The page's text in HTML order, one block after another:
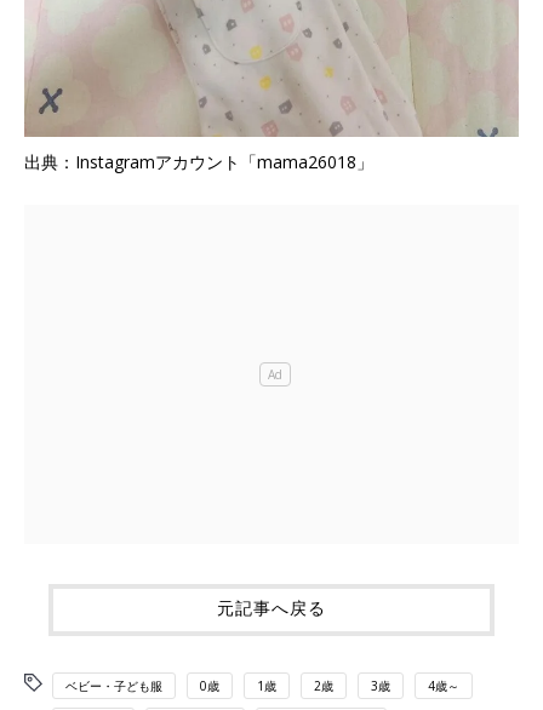
出典：Instagramアカウント「mama26018」
元記事へ戻る
ベビー・子ども服 0歳 1歳 2歳 3歳 4歳～